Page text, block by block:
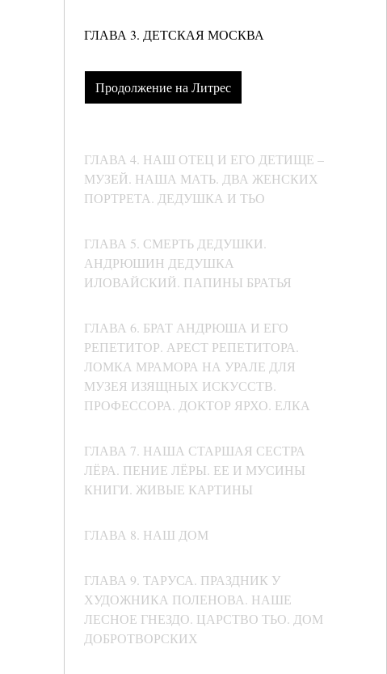
ГЛАВА 3. ДЕТСКАЯ МОСКВА
Продолжение на Литрес
ГЛАВА 4. НАШ ОТЕЦ И ЕГО ДЕТИЩЕ –
МУЗЕЙ. НАША МАТЬ. ДВА ЖЕНСКИХ
ПОРТРЕТА. ДЕДУШКА И ТЬО
ГЛАВА 5. СМЕРТЬ ДЕДУШКИ.
АНДРЮШИН ДЕДУШКА
ИЛОВАЙСКИЙ. ПАПИНЫ БРАТЬЯ
ГЛАВА 6. БРАТ АНДРЮША И ЕГО
РЕПЕТИТОР. АРЕСТ РЕПЕТИТОРА.
ЛОМКА МРАМОРА НА УРАЛЕ ДЛЯ
МУЗЕЯ ИЗЯЩНЫХ ИСКУССТВ.
ПРОФЕССОРА. ДОКТОР ЯРХО. ЕЛКА
ГЛАВА 7. НАША СТАРШАЯ СЕСТРА
ЛЁРА. ПЕНИЕ ЛЁРЫ. ЕЕ И МУСИНЫ
КНИГИ. ЖИВЫЕ КАРТИНЫ
ГЛАВА 8. НАШ ДОМ
ГЛАВА 9. ТАРУСА. ПРАЗДНИК У
ХУДОЖНИКА ПОЛЕНОВА. НАШЕ
ЛЕСНОЕ ГНЕЗДО. ЦАРСТВО ТЬО. ДОМ
ДОБРОТВОРСКИХ